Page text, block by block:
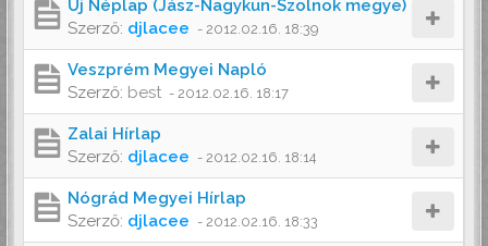
Új Néplap (Jász-Nagykun-Szolnok megye)
Szerző: djlacee - 2012.02.16. 18:39
Veszprém Megyei Napló
Szerző: best - 2012.02.16. 18:17
Zalai Hírlap
Szerző: djlacee - 2012.02.16. 18:14
Nógrád Megyei Hírlap
Szerző: djlacee - 2012.02.16. 18:33